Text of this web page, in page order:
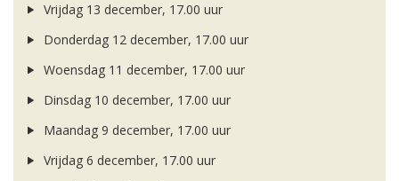
Vrijdag 13 december, 17.00 uur
Donderdag 12 december, 17.00 uur
Woensdag 11 december, 17.00 uur
Dinsdag 10 december, 17.00 uur
Maandag 9 december, 17.00 uur
Vrijdag 6 december, 17.00 uur